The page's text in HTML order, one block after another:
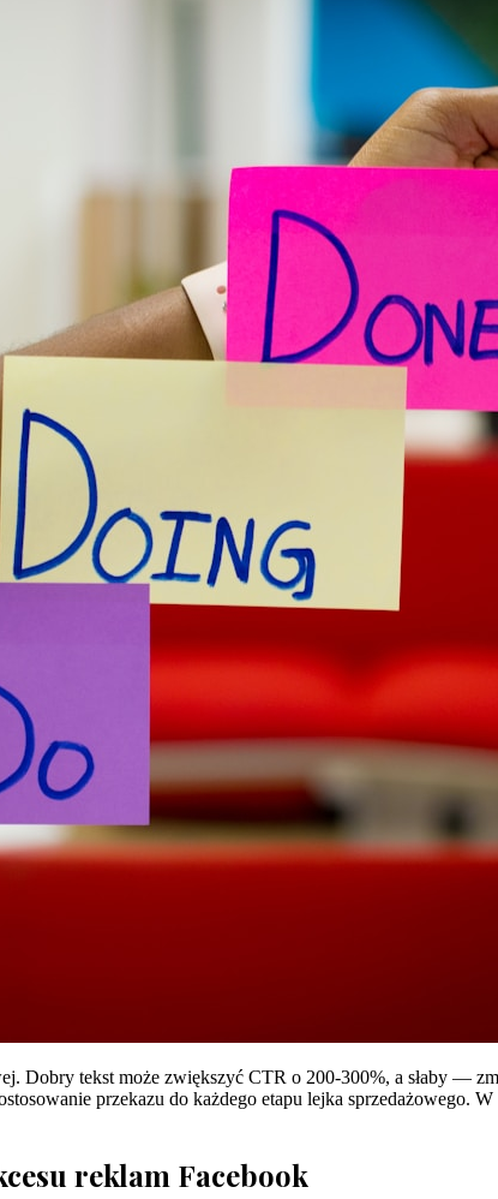
Dobry tekst może zwiększyć CTR o 200-300%, a słaby —
przekazu do każdego etapu lejka sprzedażowego.
reklam Facebook